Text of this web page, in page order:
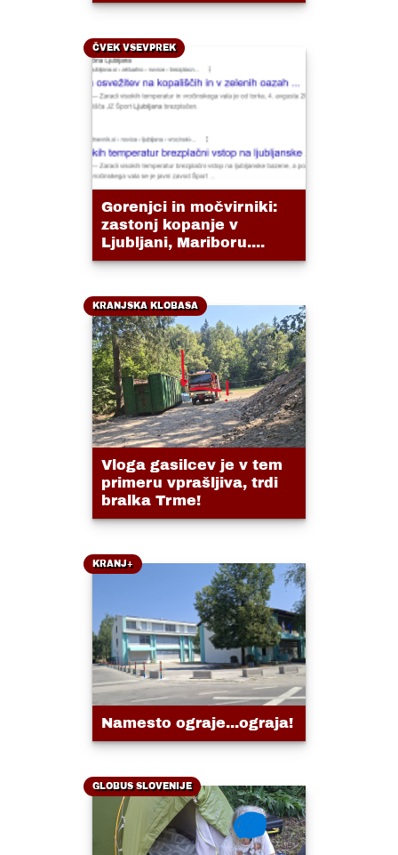
ČVEK VSEVPREK
Gorenjci in močvirniki:
zastonj kopanje v
Ljubljani, Mariboru....
KRANJSKA KLOBASA
Vloga gasilcev je v tem
primeru vprašljiva, trdi
bralka Trme!
KRANJ+
Namesto ograje...ograja!
GLOBUS SLOVENIJE